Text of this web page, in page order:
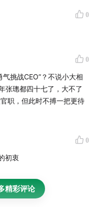
由杨廷和提出，基于儒家
继位后，应当承接孝
，以孝宗为皇考，自
人情论”则由张璁等大
应当继“统”不继“嗣”。
家经典来反驳杨廷和的
的礼法，并重新解释
的儒家理学。元代至
调“心即是理”，即最
即可得到，主张尊崇
0
0
挑战CEO”？不说小大相
张璁都四十七了，大不了
职，但此时不搏一把更待
0
初衷
精彩评论